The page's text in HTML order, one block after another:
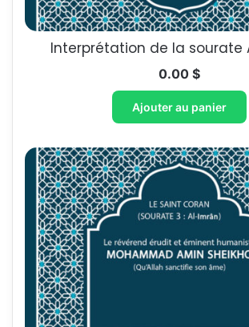
Interprétation de la sourate
0.00 $
Ajouter au panier